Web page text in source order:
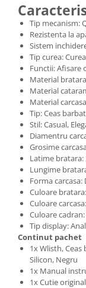
Tip mecanism:
Rezistenta la
Sistem
Tip curea: Curea
Functii: Afisare
Material
Material
Material
Tip: Ceas
Stil: Casual,
Diamentru
Grosime
Latime bratara:
Lungime
Forma
Culoare
Culoare
Culoare
Tip display:
Continut pachet
1x Wlisth,
Silicon, Negru
1x Manual
1x Cutie